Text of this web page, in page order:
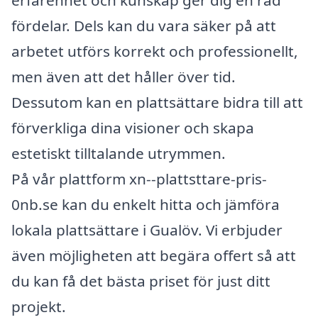
fördelar. Dels kan du vara säker på att
arbetet utförs korrekt och professionellt,
men även att det håller över tid.
Dessutom kan en plattsättare bidra till att
förverkliga dina visioner och skapa
estetiskt tilltalande utrymmen.
På vår plattform xn--plattsttare-pris-
0nb.se kan du enkelt hitta och jämföra
lokala plattsättare i Gualöv. Vi erbjuder
även möjligheten att begära offert så att
du kan få det bästa priset för just ditt
projekt.